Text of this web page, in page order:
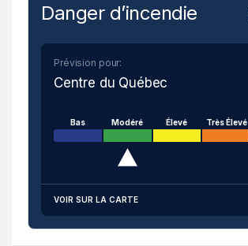
Danger d’incendie
Prévision pour:
Centre du Québec
Bas Modéré Élevé Très Élevé
VOIR SUR LA CARTE